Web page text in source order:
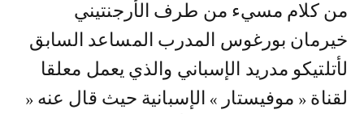
من كلام مسيء من طرف الأرجنتيني
خيرمان بورغوس المدرب المساعد السابق
لأتلتيكو مدريد الإسباني والذي يعمل معلقا
لقناة « موفيستار » الإسبانية حيث قال عنه «